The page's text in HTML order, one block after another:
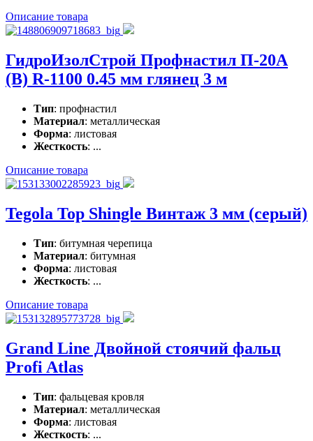
Описание товара
ГидроИзолСтрой Профнастил П-20А
(В) R-1100 0.45 мм глянец 3 м
Тип: профнастил
Материал: металлическая
Форма: листовая
Жесткость: ...
Описание товара
Tegola Top Shingle Винтаж 3 мм (серый)
Тип: битумная черепица
Материал: битумная
Форма: листовая
Жесткость: ...
Описание товара
Grand Line Двойной стоячий фальц
Profi Atlas
Тип: фальцевая кровля
Материал: металлическая
Форма: листовая
Жесткость: ...